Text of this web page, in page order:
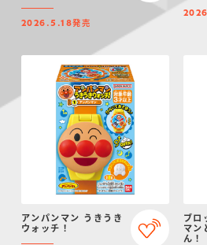
2026.5.18発売
アンパンマン うきうき
ウォッチ！
ブロ
マン
ん！